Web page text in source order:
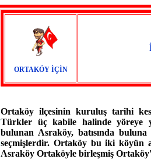
ORTAKÖY İÇİN
Ortaköy ilçesinin kuruluş tarihi
Türkler üç kabile halinde yöreye
bulunan Asraköy, batısında
seçmişlerdir. Ortaköy bu iki köyün
Asraköy Ortaköyle birleşmiş